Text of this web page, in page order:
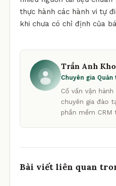
thực hành các hành vi tự
khi chưa có chỉ định của
Trần Anh
Chuyên gia
Cố vấn vận
chuyên gia đào
phần mềm
Bài viết liên quan